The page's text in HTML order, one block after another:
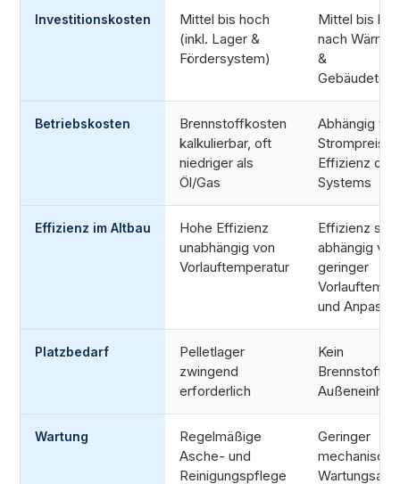
Investitionskosten
Mittel bis hoch
(inkl. Lager &
Fördersystem)
Mittel bis
nach
&
Betriebskosten
Brennstoffkosten
kalkulierbar, oft
niedriger als
Öl/Gas
Abhängig
Strompreis &
Effizienz des
Systems
Effizienz im Altbau
Hohe Effizienz
unabhängig von
Vorlauftemperatur
Effizienz
abhängig von
geringer
und
Platzbedarf
Pelletlager
zwingend
erforderlich
Kein
Wartung
Regelmäßige
Asche- und
Reinigungspflege
Geringer